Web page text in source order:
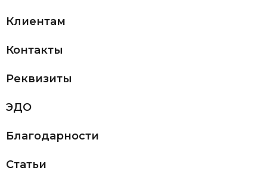
Клиентам
Контакты
Реквизиты
ЭДО
Благодарности
Статьи